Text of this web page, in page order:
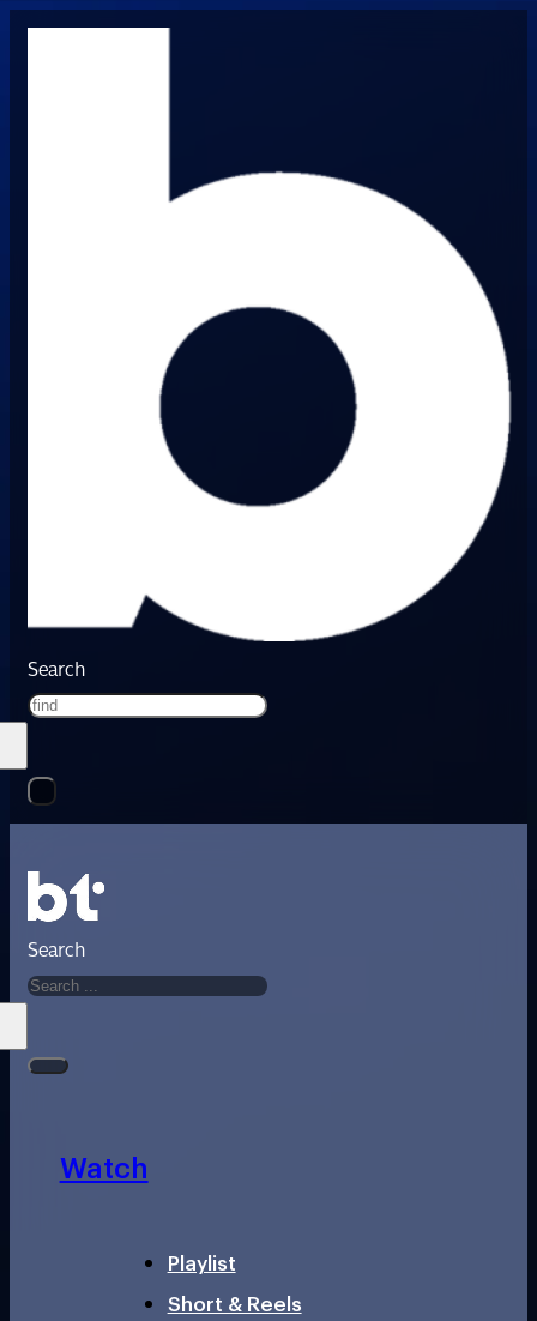
Search
Search
Watch
Playlist
Short & Reels